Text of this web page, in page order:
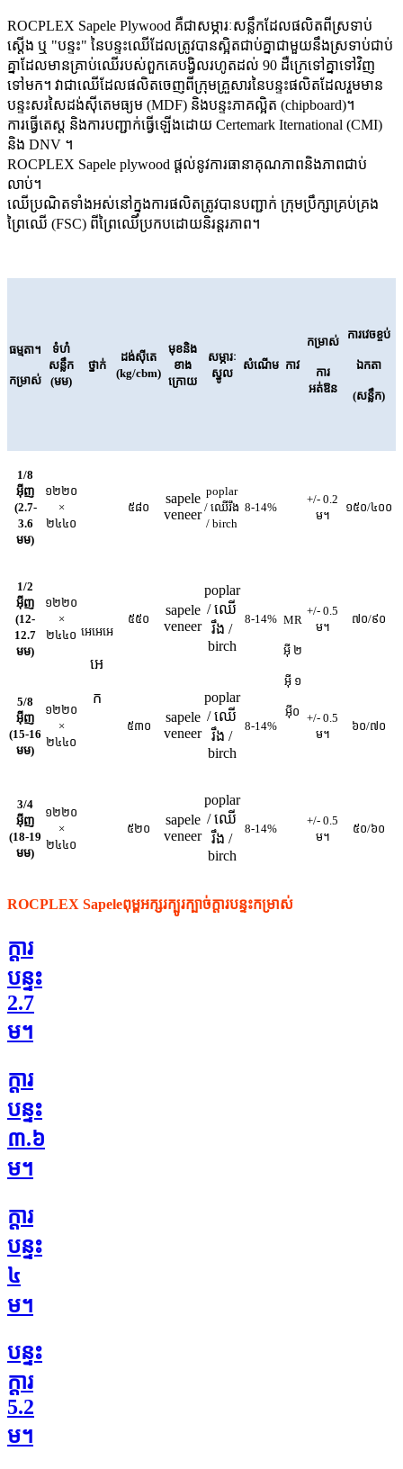
ROCPLEX Sapele Plywood គឺជាសម្ភារៈសន្លឹកដែលផលិតពីស្រទាប់
ស្តើង ឬ "បន្ទះ" នៃបន្ទះឈើដែលត្រូវបានស្អិតជាប់គ្នាជាមួយនឹងស្រទាប់ជាប់
គ្នាដែលមានគ្រាប់ឈើរបស់ពួកគេបង្វិលរហូតដល់ 90 ដឺក្រេទៅគ្នាទៅវិញ
ទៅមក។ វា​ជា​ឈើ​ដែល​ផលិត​ចេញ​ពី​ក្រុម​គ្រួសារ​នៃ​បន្ទះ​ផលិត​ដែល​រួម​មាន​
បន្ទះ​សរសៃ​ដង់ស៊ីតេ​មធ្យម (MDF) និង​បន្ទះ​ភាគល្អិត (chipboard)។
ការធ្វើតេស្ត និងការបញ្ជាក់ធ្វើឡើងដោយ Certemark Iternational (CMI)
និង DNV ។
ROCPLEX Sapele plywood ផ្តល់នូវការធានាគុណភាពនិងភាពជាប់
លាប់។
ឈើប្រណិតទាំងអស់នៅក្នុងការផលិតត្រូវបានបញ្ជាក់ ក្រុមប្រឹក្សាគ្រប់គ្រង
ព្រៃឈើ (FSC) ពីព្រៃឈើប្រកបដោយនិរន្តរភាព។
ធម្មតា។
កម្រាស់
ទំហំ
សន្លឹក
(មម)
ថ្នាក់
ដង់ស៊ីតេ
(kg/cbm)
កាវ
កម្រាស់
ការ
អត់ឱន
ការវេចខ្ចប់
ឯកតា
(សន្លឹក)
មុខនិង
ខាង
ក្រោយ
សម្ភារៈ
ស្នូល
សំណើម
1/8
អ៊ីញ
(2.7-
3.6
មម)
១២២០
×
២៤៤០
អេអេអេ
អេ
ក
៥៨០
sapele
veneer
poplar
/ ឈើរឹង
/ birch
8-14%
MR
អ៊ី ២
អ៊ី ១
អ៊ី០
+/- 0.2
ម។
១៥០/៤០០
1/2
អ៊ីញ
(12-
12.7
មម)
១២២០
×
២៤៤០
៥៥០
sapele
veneer
poplar
/ ឈើ
រឹង /
birch
8-14%
+/- 0.5
ម។
៧០/៩០
5/8
អ៊ីញ
(15-16
មម)
១២២០
×
២៤៤០
៥៣០
sapele
veneer
poplar
/ ឈើ
រឹង /
birch
8-14%
+/- 0.5
ម។
៦០/៧០
3/4
អ៊ីញ
(18-19
មម)
១២២០
×
២៤៤០
៥២០
sapele
veneer
poplar
/ ឈើ
រឹង /
birch
8-14%
+/- 0.5
ម។
៥០/៦០
ROCPLEX Sapeleពុម្ពអក្សរក្បូរក្បាច់ក្តារបន្ទះកម្រាស់
ក្តារ
បន្ទះ
2.7
ម។
ក្តារ
បន្ទះ
៣.៦
ម។
ក្តារ
បន្ទះ
៤
ម។
បន្ទះ
ក្តារ
5.2
ម។